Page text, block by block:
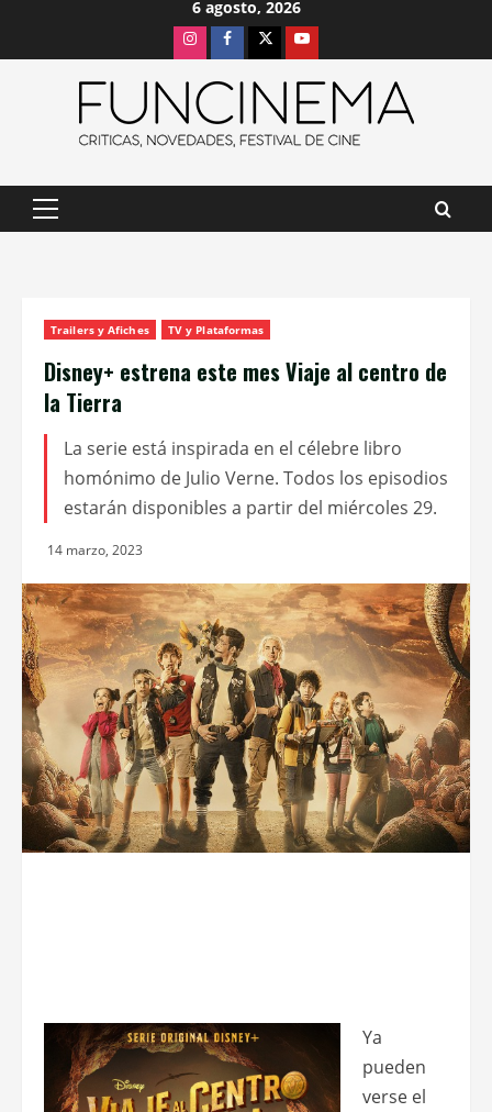
6 agosto, 2026
InstagramFacebook
X Youtube
Menú
Trailers y Afiches TV y Plataformas
Disney+ estrena este mes Viaje al centro de
la Tierra
La serie está inspirada en el célebre libro
homónimo de Julio Verne. Todos los episodios
estarán disponibles a partir del miércoles 29.
14 marzo, 2023
Ya
pueden
verse el